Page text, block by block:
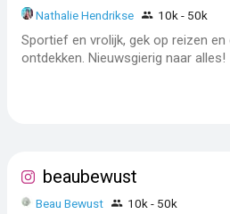
Nathalie Hendrikse 10k - 50k
Sportief en vrolijk, gek op reizen en
ontdekken. Nieuwsgierig naar alles!
beaubewust
Beau Bewust 10k - 50k